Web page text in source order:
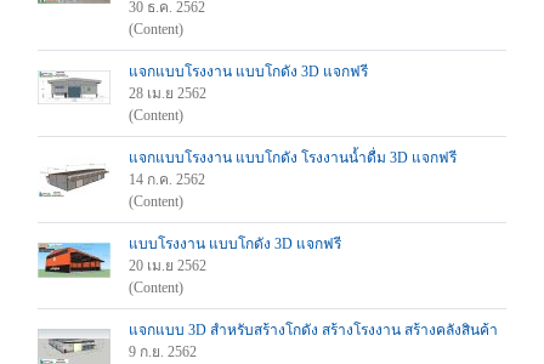
30 ธ.ค. 2562
(Content)
แจกแบบโรงงาน แบบโกดัง 3D แจกฟรี
28 เม.ย 2562
(Content)
แจกแบบโรงงาน แบบโกดัง โรงงานน้ำดื่ม 3D แจกฟรี
14 ก.ค. 2562
(Content)
แบบโรงงาน แบบโกดัง 3D แจกฟรี
20 เม.ย 2562
(Content)
แจกแบบ 3D สำหรับสร้างโกดัง สร้างโรงงาน สร้างคลังสินค้า
9 ก.ย. 2562